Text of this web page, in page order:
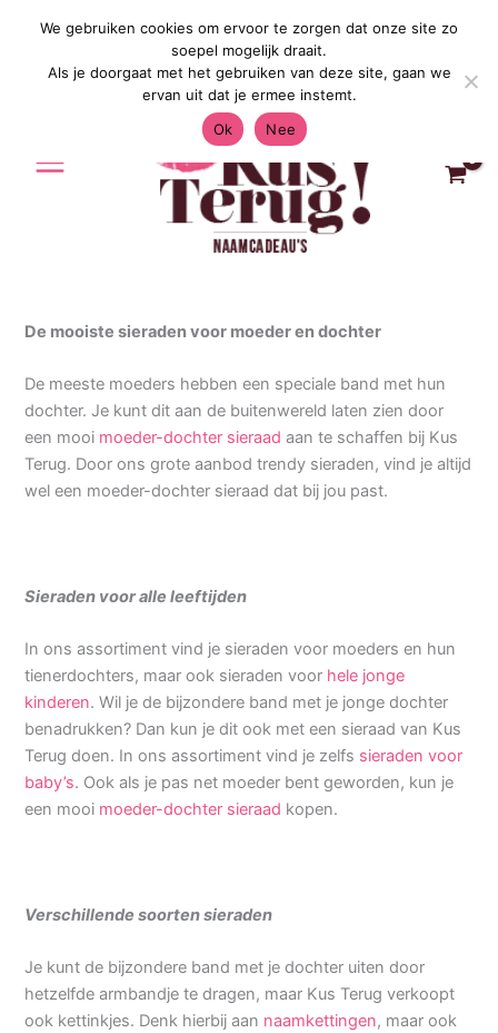
Gratis Verzending in Nederland & België
De mooiste sieraden voor moeder en dochter
De meeste moeders hebben een speciale band met hun
dochter. Je kunt dit aan de buitenwereld laten zien door
een mooi moeder-dochter sieraad aan te schaffen bij Kus
Terug. Door ons grote aanbod trendy sieraden, vind je altijd
wel een moeder-dochter sieraad dat bij jou past.
Sieraden voor alle leeftijden
In ons assortiment vind je sieraden voor moeders en hun
tienerdochters, maar ook sieraden voor hele jonge
kinderen. Wil je de bijzondere band met je jonge dochter
benadrukken? Dan kun je dit ook met een sieraad van Kus
Terug doen. In ons assortiment vind je zelfs sieraden voor
baby’s. Ook als je pas net moeder bent geworden, kun je
een mooi moeder-dochter sieraad kopen.
Verschillende soorten sieraden
Je kunt de bijzondere band met je dochter uiten door
hetzelfde armbandje te dragen, maar Kus Terug verkoopt
ook kettinkjes. Denk hierbij aan naamkettingen, maar ook
We gebruiken cookies om ervoor te zorgen dat onze site zo
soepel mogelijk draait.
Als je doorgaat met het gebruiken van deze site, gaan we
ervan uit dat je ermee instemt.
Ok
Nee